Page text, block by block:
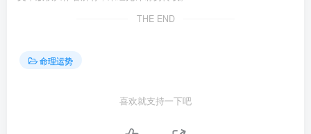
THE END
命理运势
喜欢就支持一下吧